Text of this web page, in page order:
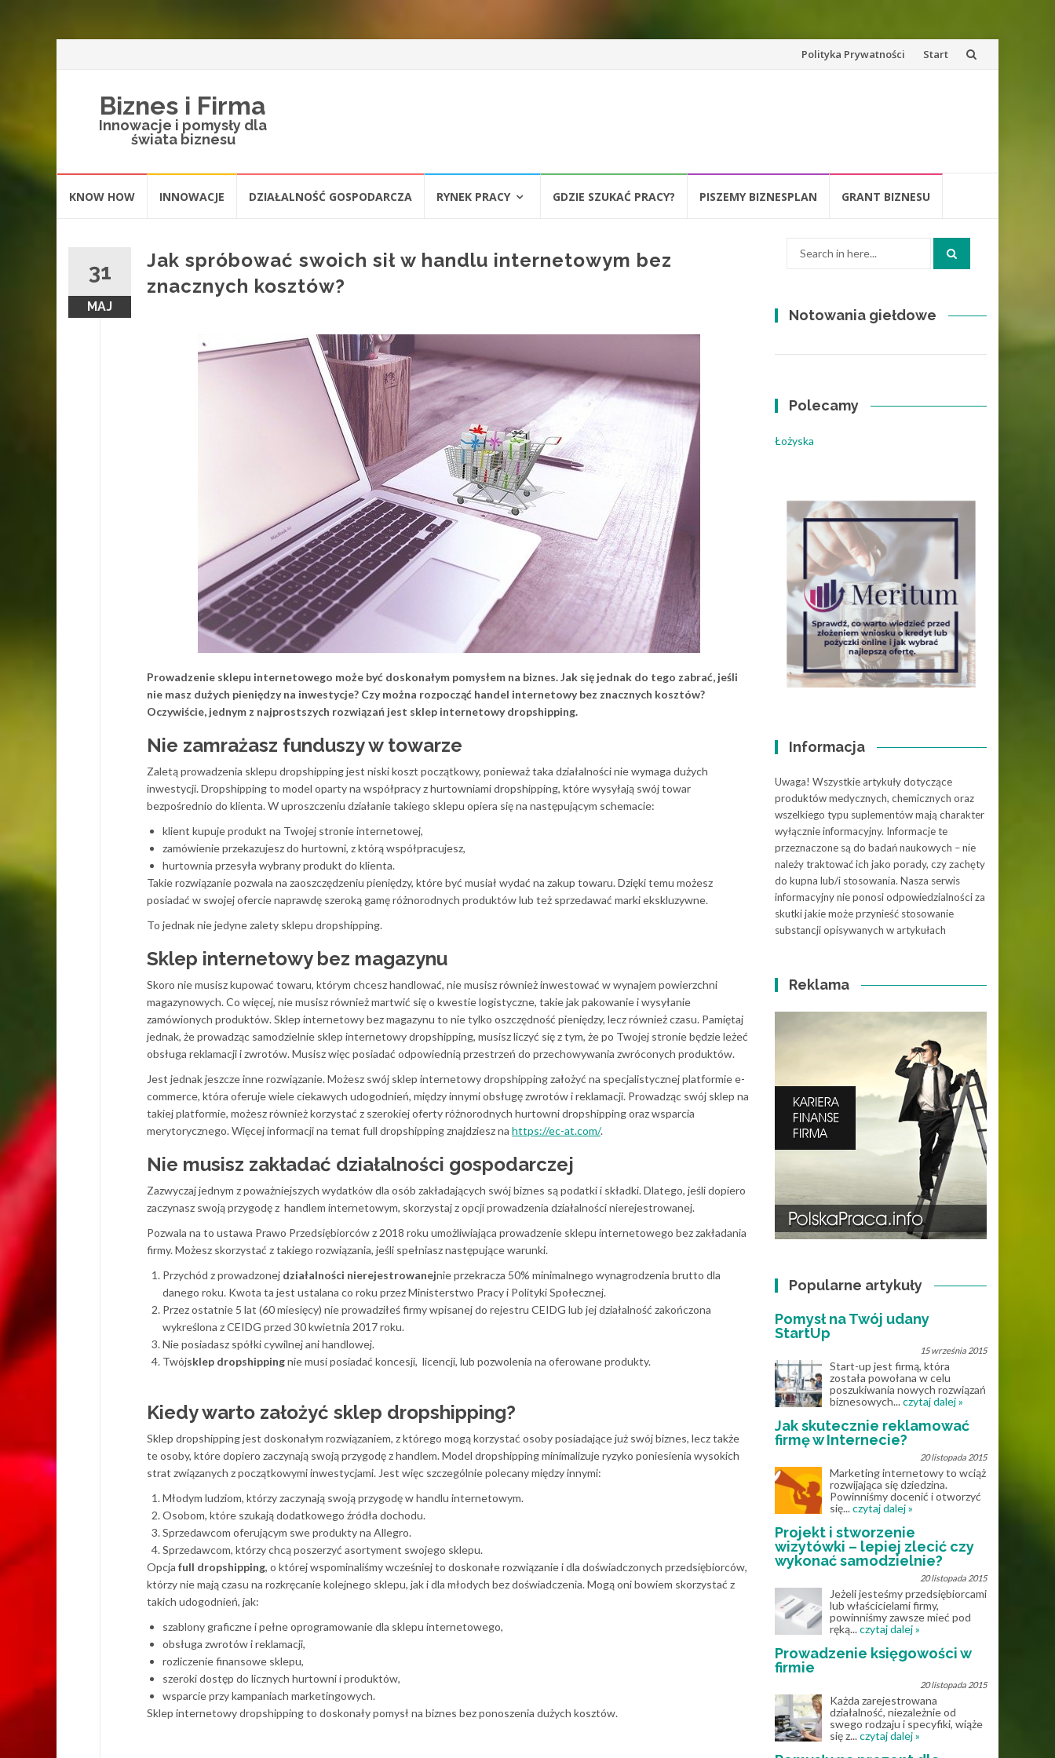
Skip
Polityka Prywatności Start
Biznes i Firma
Innowacje i pomysły dla
świata biznesu
KNOW HOW INNOWACJE DZIAŁALNOŚĆ GOSPODARCZA RYNEK PRACY GDZIE SZUKAĆ PRACY? PISZEMY BIZNESPLAN GRANT BIZNESU
31
MAJ
Jak spróbować swoich sił w handlu internetowym bez
znacznych kosztów?
Prowadzenie sklepu internetowego może być doskonałym pomysłem na biznes. Jak się jednak do tego zabrać, jeśli
nie masz dużych pieniędzy na inwestycje? Czy można rozpocząć handel internetowy bez znacznych kosztów?
Oczywiście, jednym z najprostszych rozwiązań jest sklep internetowy dropshipping.
Nie zamrażasz funduszy w towarze
Zaletą prowadzenia sklepu dropshipping jest niski koszt początkowy, ponieważ taka działalności nie wymaga dużych
inwestycji. Dropshipping to model oparty na współpracy z hurtowniami dropshipping, które wysyłają swój towar
bezpośrednio do klienta. W uproszczeniu działanie takiego sklepu opiera się na następującym schemacie:
klient kupuje produkt na Twojej stronie internetowej,
zamówienie przekazujesz do hurtowni, z którą współpracujesz,
hurtownia przesyła wybrany produkt do klienta.
Takie rozwiązanie pozwala na zaoszczędzeniu pieniędzy, które być musiał wydać na zakup towaru. Dzięki temu możesz
posiadać w swojej ofercie naprawdę szeroką gamę różnorodnych produktów lub też sprzedawać marki ekskluzywne.
To jednak nie jedyne zalety sklepu dropshipping.
Sklep internetowy bez magazynu
Skoro nie musisz kupować towaru, którym chcesz handlować, nie musisz również inwestować w wynajem powierzchni
magazynowych. Co więcej, nie musisz również martwić się o kwestie logistyczne, takie jak pakowanie i wysyłanie
zamówionych produktów. Sklep internetowy bez magazynu to nie tylko oszczędność pieniędzy, lecz również czasu. Pamiętaj
jednak, że prowadząc samodzielnie sklep internetowy dropshipping, musisz liczyć się z tym, że po Twojej stronie będzie leżeć
obsługa reklamacji i zwrotów. Musisz więc posiadać odpowiednią przestrzeń do przechowywania zwróconych produktów.
Jest jednak jeszcze inne rozwiązanie. Możesz swój sklep internetowy dropshipping założyć na specjalistycznej platformie e-
commerce, która oferuje wiele ciekawych udogodnień, między innymi obsługę zwrotów i reklamacji. Prowadząc swój sklep na
takiej platformie, możesz również korzystać z szerokiej oferty różnorodnych hurtowni dropshipping oraz wsparcia
merytorycznego. Więcej informacji na temat full dropshipping znajdziesz na https://ec-at.com/.
Nie musisz zakładać działalności gospodarczej
Zazwyczaj jednym z poważniejszych wydatków dla osób zakładających swój biznes są podatki i składki. Dlatego, jeśli dopiero
zaczynasz swoją przygodę z handlem internetowym, skorzystaj z opcji prowadzenia działalności nierejestrowanej.
Pozwala na to ustawa Prawo Przedsiębiorców z 2018 roku umożliwiająca prowadzenie sklepu internetowego bez zakładania
firmy. Możesz skorzystać z takiego rozwiązania, jeśli spełniasz następujące warunki.
Przychód z prowadzonej działalności nierejestrowanejnie przekracza 50% minimalnego wynagrodzenia brutto dla
danego roku. Kwota ta jest ustalana co roku przez Ministerstwo Pracy i Polityki Społecznej.
Przez ostatnie 5 lat (60 miesięcy) nie prowadziłeś firmy wpisanej do rejestru CEIDG lub jej działalność zakończona
wykreślona z CEIDG przed 30 kwietnia 2017 roku.
Nie posiadasz spółki cywilnej ani handlowej.
Twójsklep dropshippingnie musi posiadać koncesji, licencji, lub pozwolenia na oferowane produkty.
Kiedy warto założyć sklep dropshipping?
Sklep dropshipping jest doskonałym rozwiązaniem, z którego mogą korzystać osoby posiadające już swój biznes, lecz także
te osoby, które dopiero zaczynają swoją przygodę z handlem. Model dropshipping minimalizuje ryzyko poniesienia wysokich
strat związanych z początkowymi inwestycjami. Jest więc szczególnie polecany między innymi:
Młodym ludziom, którzy zaczynają swoją przygodę w handlu internetowym.
Osobom, które szukają dodatkowego źródła dochodu.
Sprzedawcom oferującym swe produkty na Allegro.
Sprzedawcom, którzy chcą poszerzyć asortyment swojego sklepu.
Opcja full dropshipping, o której wspominaliśmy wcześniej to doskonałe rozwiązanie i dla doświadczonych przedsiębiorców,
którzy nie mają czasu na rozkręcanie kolejnego sklepu, jak i dla młodych bez doświadczenia. Mogą oni bowiem skorzystać z
takich udogodnień, jak:
szablony graficzne i pełne oprogramowanie dla sklepu internetowego,
obsługa zwrotów i reklamacji,
rozliczenie finansowe sklepu,
szeroki dostęp do licznych hurtowni i produktów,
wsparcie przy kampaniach marketingowych.
Sklep internetowy dropshipping to doskonały pomysł na biznes bez ponoszenia dużych kosztów.
Notowania giełdowe
Polecamy
Łożyska
Informacja
Uwaga! Wszystkie artykuły dotyczące
produktów medycznych, chemicznych oraz
wszelkiego typu suplementów mają charakter
wyłącznie informacyjny. Informacje te
przeznaczone są do badań naukowych – nie
należy traktować ich jako porady, czy zachęty
do kupna lub/i stosowania. Nasza serwis
informacyjny nie ponosi odpowiedzialności za
skutki jakie może przynieść stosowanie
substancji opisywanych w artykułach
Reklama
Popularne artykuły
Pomysł na Twój udany
StartUp
15 września 2015
Start-up jest firmą, która
została powołana w celu
poszukiwania nowych rozwiązań
biznesowych...czytaj dalej »
Jak skutecznie reklamować
firmę w Internecie?
20 listopada 2015
Marketing internetowy to wciąż
rozwijająca się dziedzina.
Powinniśmy docenić i otworzyć
się...czytaj dalej »
Projekt i stworzenie
wizytówki – lepiej zlecić czy
wykonać samodzielnie?
20 listopada 2015
Jeżeli jesteśmy przedsiębiorcami
lub właścicielami firmy,
powinniśmy zawsze mieć pod
ręką...czytaj dalej »
Prowadzenie księgowości w
firmie
20 listopada 2015
Każda zarejestrowana
działalność, niezależnie od
swego rodzaju i specyfiki, wiąże
się z...czytaj dalej »